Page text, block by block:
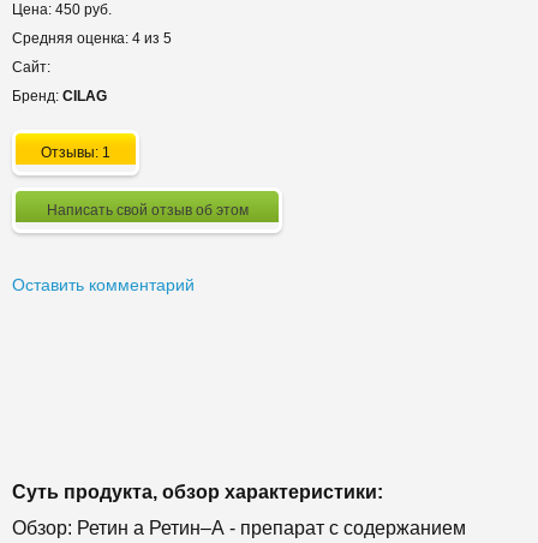
Цена: 450 руб.
Средняя оценка: 4 из 5
Сайт:
Бренд: CILAG
Отзывы: 1
Написать свой отзыв об этом
Оставить комментарий
Суть продукта, обзор характеристики:
Обзор: Ретин а Ретин–А - препарат с содержанием